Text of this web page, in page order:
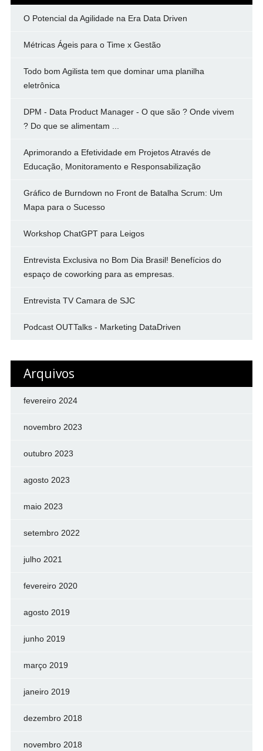
O Potencial da Agilidade na Era Data Driven
Métricas Ágeis para o Time x Gestão
Todo bom Agilista tem que dominar uma planilha
eletrônica
DPM - Data Product Manager - O que são ? Onde vivem
? Do que se alimentam ...
Aprimorando a Efetividade em Projetos Através de
Educação, Monitoramento e Responsabilização
Gráfico de Burndown no Front de Batalha Scrum: Um
Mapa para o Sucesso
Workshop ChatGPT para Leigos
Entrevista Exclusiva no Bom Dia Brasil! Benefícios do
espaço de coworking para as empresas.
Entrevista TV Camara de SJC
Podcast OUTTalks - Marketing DataDriven
Arquivos
fevereiro 2024
novembro 2023
outubro 2023
agosto 2023
maio 2023
setembro 2022
julho 2021
fevereiro 2020
agosto 2019
junho 2019
março 2019
janeiro 2019
dezembro 2018
novembro 2018